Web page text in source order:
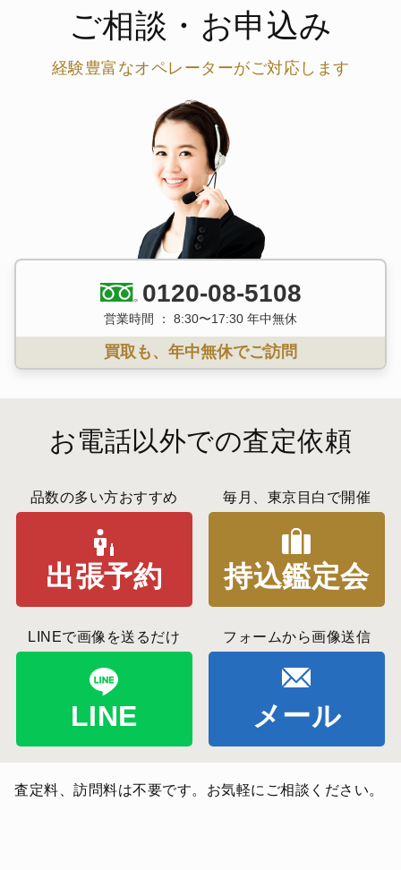
ご相談・お申込み
経験豊富なオペレーターがご対応します
0120-08-5108
営業時間 ： 8:30〜17:30 年中無休
買取も、年中無休でご訪問
お電話以外での査定依頼
品数の多い方おすすめ
出張予約
毎月、東京目白で開催
持込鑑定会
LINEで画像を送るだけ
LINE
フォームから画像送信
メール
査定料、訪問料は不要です。お気軽にご相談ください。